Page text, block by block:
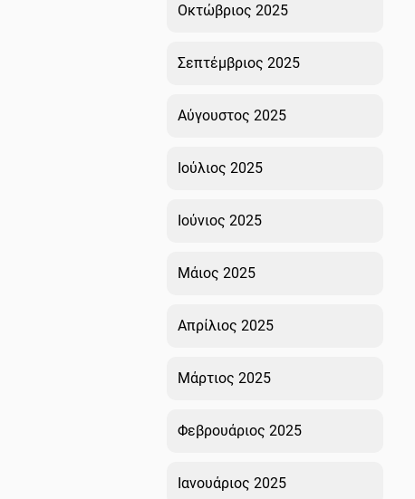
Οκτώβριος 2025
Σεπτέμβριος 2025
Αύγουστος 2025
Ιούλιος 2025
Ιούνιος 2025
Μάιος 2025
Απρίλιος 2025
Μάρτιος 2025
Φεβρουάριος 2025
Ιανουάριος 2025